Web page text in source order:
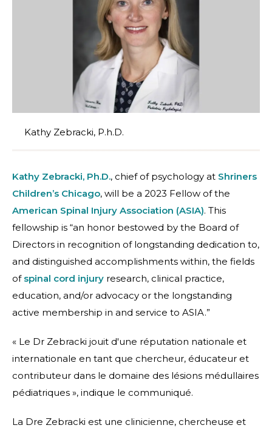
Kathy Zebracki, P.h.D.
Kathy Zebracki, Ph.D., chief of psychology at Shriners
Children’s Chicago, will be a 2023 Fellow of the
American Spinal Injury Association (ASIA). This
fellowship is “an honor bestowed by the Board of
Directors in recognition of longstanding dedication to,
and distinguished accomplishments within, the fields
of spinal cord injury research, clinical practice,
education, and/or advocacy or the longstanding
active membership in and service to ASIA.”
« Le Dr Zebracki jouit d'une réputation nationale et
internationale en tant que chercheur, éducateur et
contributeur dans le domaine des lésions médullaires
pédiatriques », indique le communiqué.
La Dre Zebracki est une clinicienne, chercheuse et